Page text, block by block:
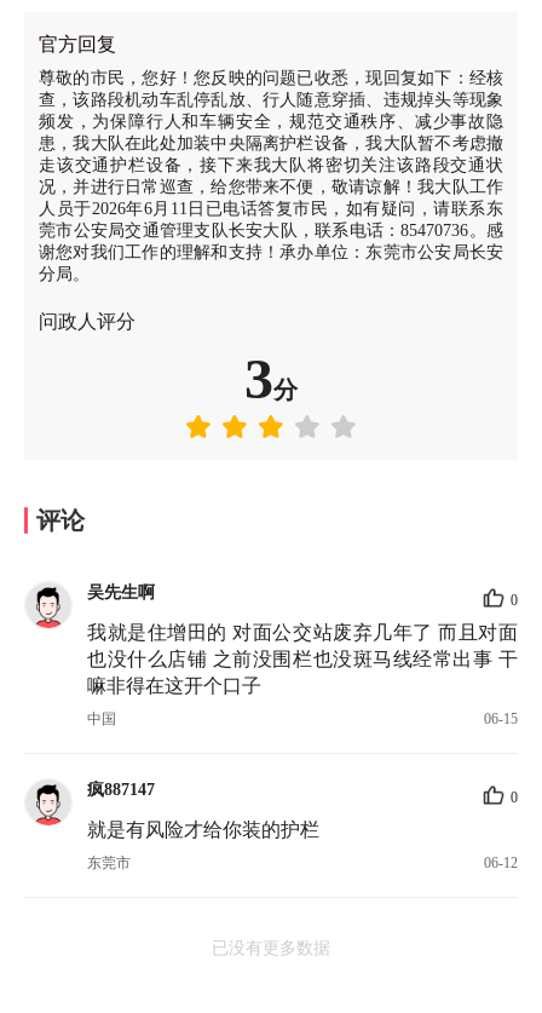
官方回复
尊敬的市民，您好！您反映的问题已收悉，现回复如下：经核
查，该路段机动车乱停乱放、行人随意穿插、违规掉头等现象
频发，为保障行人和车辆安全，规范交通秩序、减少事故隐
患，我大队在此处加装中央隔离护栏设备，我大队暂不考虑撤
走该交通护栏设备，接下来我大队将密切关注该路段交通状
况，并进行日常巡查，给您带来不便，敬请谅解！我大队工作
人员于2026年6月11日已电话答复市民，如有疑问，请联系东
莞市公安局交通管理支队长安大队，联系电话：85470736。感
谢您对我们工作的理解和支持！承办单位：东莞市公安局长安
分局。
问政人评分
3分
评论
吴先生啊 0
我就是住增田的 对面公交站废弃几年了 而且对面
也没什么店铺 之前没围栏也没斑马线经常出事 干
嘛非得在这开个口子
中国 06-15
疯887147 0
就是有风险才给你装的护栏
东莞市 06-12
已没有更多数据